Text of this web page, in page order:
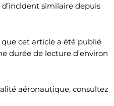
similaire depuis
cet article a été publié
durée de lecture d’environ
aéronautique, consultez